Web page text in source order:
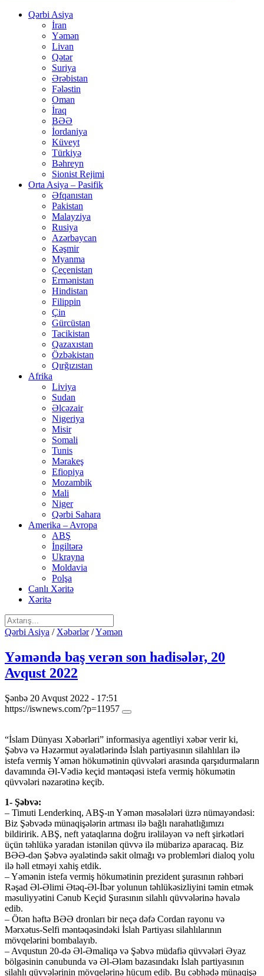
Qərbi Asiya
İran
Yəmən
Livan
Qətər
Suriya
Ərəbistan
Fələstin
Oman
İraq
BƏƏ
İordaniya
Küveyt
Türkiyə
Bəhreyn
Sionist Rejimi
Orta Asiya – Pasifik
Əfqanıstan
Pakistan
Malayziya
Rusiya
Azərbaycan
Kəşmir
Myanma
Çeçenistan
Ermənistan
Hindistan
Filippin
Çin
Gürcüstan
Tacikistan
Qazaxıstan
Özbəkistan
Qırğızıstan
Afrika
Liviya
Sudan
Əlcəzair
Nigeriya
Misir
Somali
Tunis
Mərakeş
Efiopiya
Mozambik
Mali
Niger
Qərbi Sahara
Amerika – Avropa
ABŞ
İngiltərə
Ukrayna
Moldavia
Polşa
Canlı Xəritə
Xəritə
Qərbi Asiya / Xəbərlər/Yəmən
Yəməndə baş verən son hadisələr, 20
Avqust 2022
Şənbə 20 Avqust 2022 - 17:51
https://iswnews.com/?p=11957
“İslam Dünyası Xəbərləri” informasiya agentliyi xəbər verir ki,
Şəbvə və Həzərmut əyalətlərində İslah partiyasının silahlıları ilə
istefa vermiş Yəmən hökumətinin qüvvələri arasında qarşıdurmaların
davamında Əl-Vədiə keçid məntəqəsi istefa vermiş hökumətin
qüvvələri nəzarətinə keçib.
1- Şəbvə:
– Timuti Lenderkinq, ABŞ-ın Yəmən məsələləri üzrə nümayəndəsi:
Biz Şəbvədə münaqişələrin artması ilə bağlı narahatlığımızı
bildiririk. ABŞ, neft yataqlarına doğru irəliləyən və neft şirkətləri
üçün təhlükə yaradan istənilən qüvvə ilə mübarizə aparacaq. Biz
BƏƏ-dən Şəbvə əyalətində sakit olmağı və problemləri dialoq yolu
ilə həll etməyi xahiş etdik.
– Yəmənin istefa vermiş hökumətinin prezident şurasının rəhbəri
Rəşad Əl-Əlimi Ətəq-Əl-İbər yolunun təhlükəsizliyini təmin etmək
məsuliyyətini Cənub Keçid Şurasının silahlı qüvvələrinə həvalə
edib.
– Ötən həftə BƏƏ dronları bir neçə dəfə Cordan rayonu və
Mərxətus-Selfi məntəqəsindəki İslah Partiyası silahlılarının
mövqelərini bombalayıb.
– Avqustun 20-də Əl-Əmaliqə və Şəbvə müdafiə qüvvələri Əyaz
bölgəsinin cənubunda və Əl-Ələm bazasındakı İslah partiyasının
silahlı qüvvələrinin mövqelərinə hücum edib. Bu cəbhədə münaqişə